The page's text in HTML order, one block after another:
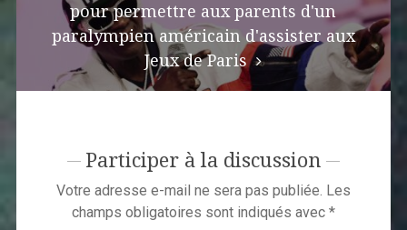
pour permettre aux parents d'un
paralympien américain d'assister aux
Jeux de Paris
Participer à la discussion
Votre adresse e-mail ne sera pas publiée. Les
champs obligatoires sont indiqués avec *